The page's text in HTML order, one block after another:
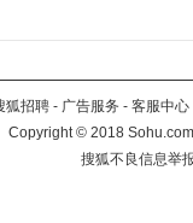
狐招聘 - 广告服务 - 客服中心
Copyright©2018
搜狐不良信息举